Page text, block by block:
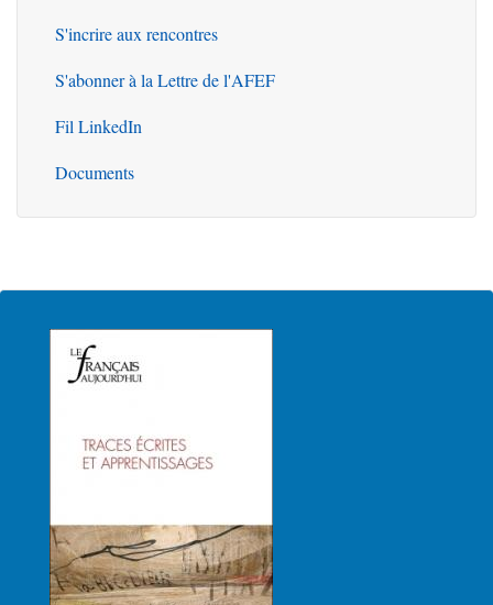
S'incrire aux rencontres
S'abonner à la Lettre de l'AFEF
Fil LinkedIn
Documents